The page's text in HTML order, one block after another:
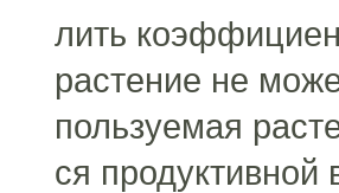
лить
растение не
пользуемая
ся продуктивной